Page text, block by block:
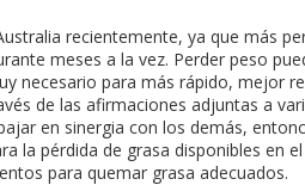
recientemente, ya que más
meses a la vez. Perder peso
necesario para más rápido, mejor
de las afirmaciones adjuntas a
en sinergia con los demás,
la pérdida de grasa disponibles
para quemar grasa adecuados.